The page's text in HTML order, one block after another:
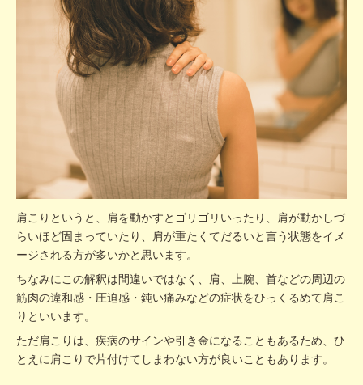
肩こりというと、肩を動かすとゴリゴリいったり、肩が動かしづ
らいほど固まっていたり、肩が重たくてだるいと言う状態をイメ
ージされる方が多いかと思います。
ちなみにこの解釈は間違いではなく、肩、上腕、首などの周辺の
筋肉の違和感・圧迫感・鈍い痛みなどの症状をひっくるめて肩こ
りといいます。
ただ肩こりは、疾病のサインや引き金になることもあるため、ひ
とえに肩こりで片付けてしまわない方が良いこともあります。